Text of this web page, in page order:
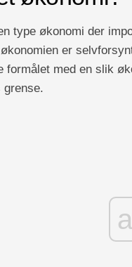
type økonomi der
er
formålet med en slik
grense.